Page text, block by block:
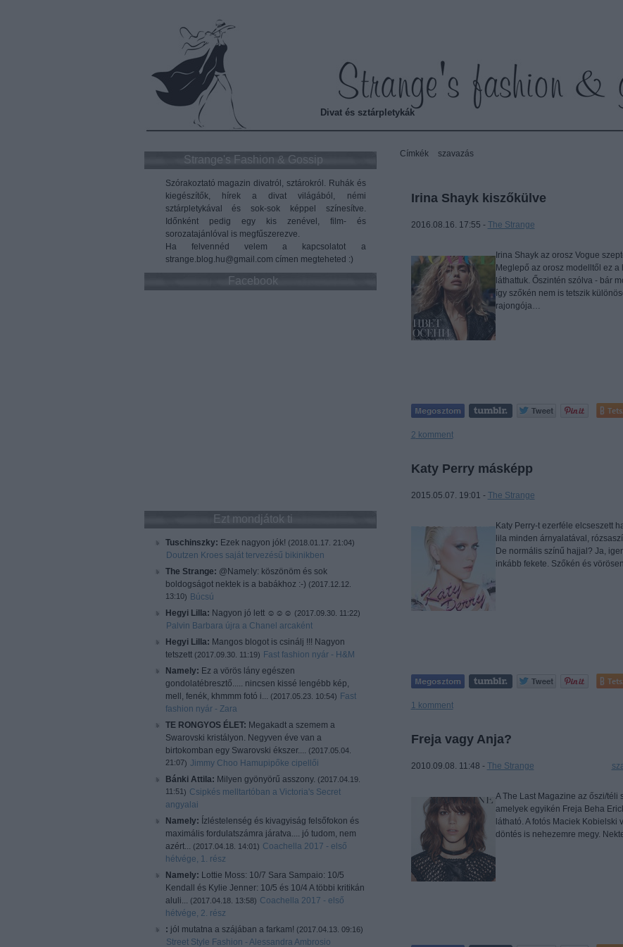
Strange's fashion & gossip
Divat és sztárpletykák
Strange's Fashion & Gossip
Szórakoztató magazin divatról, sztárokról. Ruhák és
kiegészítők, hírek a divat világából, némi
sztárpletykával és sok-sok képpel színesítve.
Időnként pedig egy kis zenével, film- és
sorozatajánlóval is megfűszerezve.
Ha felvennéd velem a kapcsolatot a
strange.blog.hu@gmail.com címen megteheted :)
Facebook
Ezt mondjátok ti
Tuschinszky: Ezek nagyon jók! (2018.01.17. 21:04)
Doutzen Kroes saját tervezésű bikinikben
The Strange: @Namely: köszönöm és sok
boldogságot nektek is a babákhoz :-) (2017.12.12.
13:10) Búcsú
Hegyi Lilla: Nagyon jó lett ☺️☺️☺️ (2017.09.30. 11:22)
Palvin Barbara újra a Chanel arcaként
Hegyi Lilla: Mangos blogot is csinálj !!! Nagyon
tetszett (2017.09.30. 11:19) Fast fashion nyár - H&M
Namely: Ez a vörös lány egészen
gondolatébresztő..... nincsen kissé lengébb kép,
mell, fenék, khmmm fotó i... (2017.05.23. 10:54) Fast
fashion nyár - Zara
TE RONGYOS ÉLET: Megakadt a szemem a
Swarovski kristályon. Negyven éve van a
birtokomban egy Swarovski ékszer.... (2017.05.04.
21:07) Jimmy Choo Hamupipőke cipellői
Bánki Attila: Milyen gyönyörű asszony. (2017.04.19.
11:51) Csipkés melltartóban a Victoria's Secret
angyalai
Namely: Ízléstelenség és kivagyiság felsőfokon és
maximális fordulatszámra járatva.... jó tudom, nem
azért... (2017.04.18. 14:01) Coachella 2017 - első
hétvége, 1. rész
Namely: Lottie Moss: 10/7 Sara Sampaio: 10/5
Kendall és Kylie Jenner: 10/5 és 10/4 A többi kritikán
aluli... (2017.04.18. 13:58) Coachella 2017 - első
hétvége, 2. rész
: jól mutatna a szájában a farkam! (2017.04.13. 09:16)
Street Style Fashion - Alessandra Ambrosio
Címkék» szavazás
Irina Shayk kiszőkülve
2016.08.16. 17:55 - The Strange
Irina Shayk az orosz Vogue
Meglepő az orosz modelltől ez
láthattuk. Őszintén szólva - bár
így szőkén nem is tetszik
rajongója…
2 komment
Katy Perry másképp
2015.05.07. 19:01 - The Strange
Katy Perry-t ezerféle elcseszett
lila minden árnyalatával,
De normális színű hajjal? Ja,
inkább fekete. Szőkén és
1 komment
Freja vagy Anja?
2010.09.08. 11:48 - The Strange
A The Last Magazine az őszi/téli
amelyek egyikén Freja Beha
látható. A fotós Maciek
döntés is nehezemre megy.